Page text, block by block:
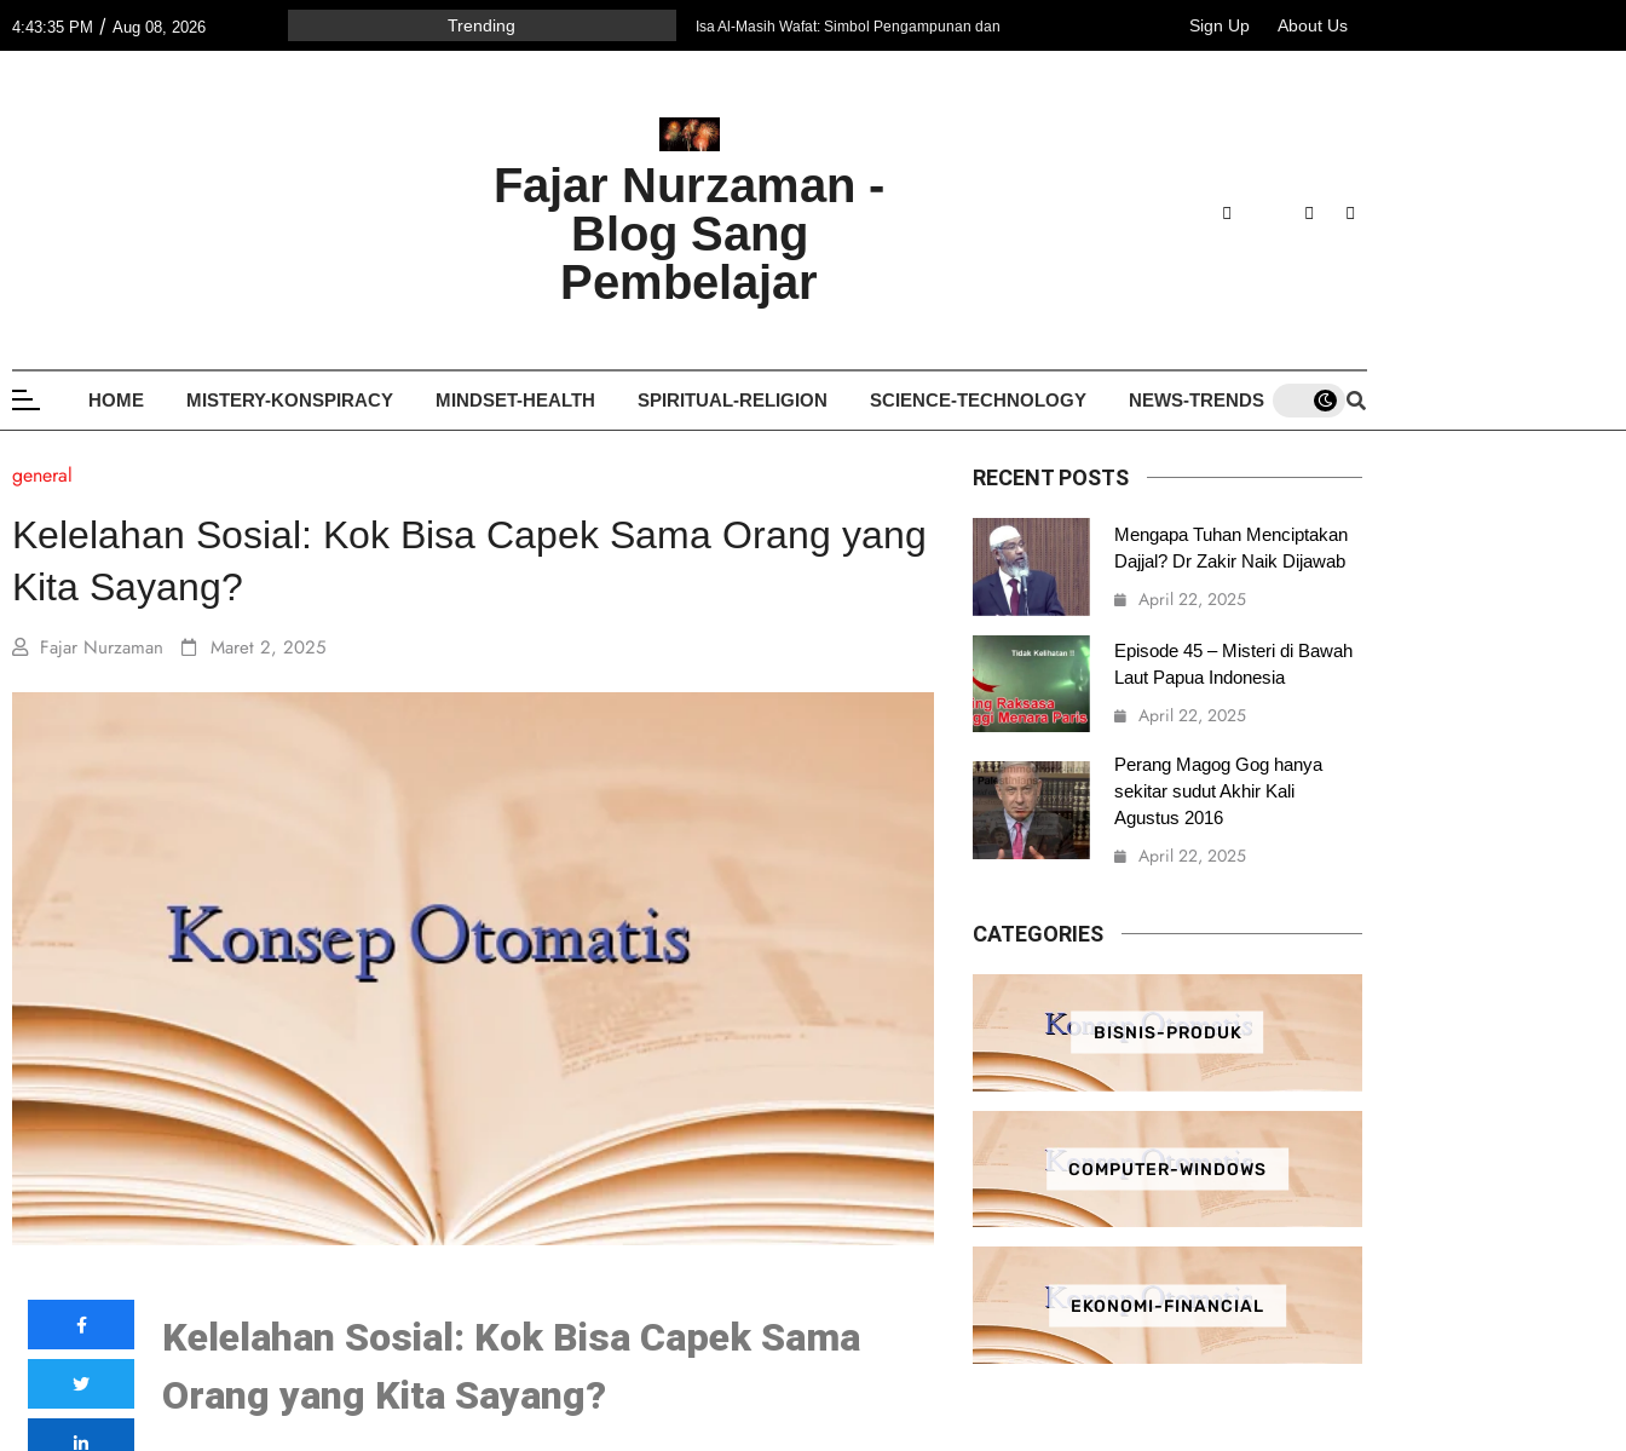
4:43:35 PM / Aug 08, 2026 Trending
Isa Al-Masih Wafat: Simbol Pengampunan dan
Harapan Baru
Ghosting: Menghilang Tanpa Jejak, Tren Toxic
Bukan Seberapa Keras Kita Jatuh, tetapi
Bagaimana Kita Bangkit Kembali
Dampak Fatherless: Ketika Anak Salah
Mengartikan Cinta dan Kasih Sayang
Sign Up About Us
Fajar Nurzaman -
Blog Sang
Pembelajar
HOME MISTERY-KONSPIRACY MINDSET-HEALTH SPIRITUAL-RELIGION SCIENCE-TECHNOLOGY NEWS-TRENDS
general
Kelelahan Sosial: Kok Bisa Capek Sama Orang yang
Kita Sayang?
Fajar Nurzaman Maret 2, 2025
Kelelahan Sosial: Kok Bisa Capek Sama
Orang yang Kita Sayang?
RECENT POSTS
Mengapa Tuhan Menciptakan
Dajjal? Dr Zakir Naik Dijawab
April 22, 2025
Episode 45 – Misteri di Bawah
Laut Papua Indonesia
April 22, 2025
Perang Magog Gog hanya
sekitar sudut Akhir Kali
Agustus 2016
April 22, 2025
CATEGORIES
BISNIS-PRODUK
COMPUTER-WINDOWS
EKONOMI-FINANCIAL